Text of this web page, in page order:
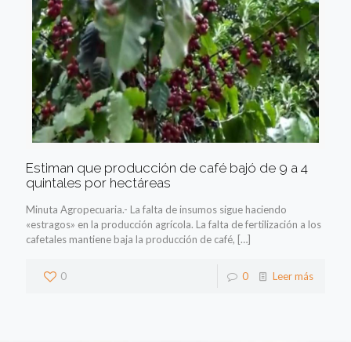
Estiman que producción de café bajó de 9 a 4
quintales por hectáreas
Minuta Agropecuaria.- La falta de insumos sigue haciendo
«estragos» en la producción agrícola. La falta de fertilización a los
cafetales mantiene baja la producción de café, […]
0 0 Leer más